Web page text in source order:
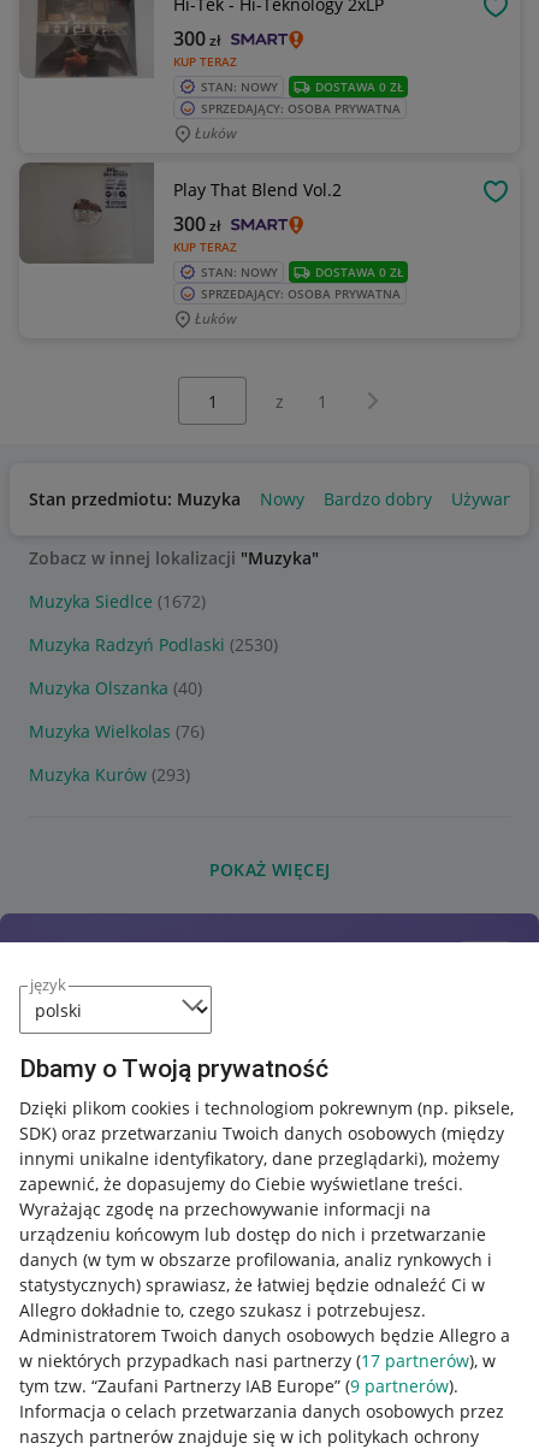
język
Dbamy o Twoją prywatność
Dzięki plikom cookies i technologiom pokrewnym (np. piksele,
SDK) oraz przetwarzaniu Twoich danych osobowych (między
innymi unikalne identyfikatory, dane przeglądarki), możemy
zapewnić, że dopasujemy do Ciebie wyświetlane treści.
Wyrażając zgodę na przechowywanie informacji na
urządzeniu końcowym lub dostęp do nich i przetwarzanie
danych (w tym w obszarze profilowania, analiz rynkowych i
statystycznych) sprawiasz, że łatwiej będzie odnaleźć Ci w
Allegro dokładnie to, czego szukasz i potrzebujesz.
Administratorem Twoich danych osobowych będzie Allegro a
w niektórych przypadkach nasi partnerzy (17 partnerów), w
tym tzw. “Zaufani Partnerzy IAB Europe” (9 partnerów).
Informacja o celach przetwarzania danych osobowych przez
naszych partnerów znajduje się w ich politykach ochrony
KUP TERAZ
300zł
STAN: NOWY
DOSTAWA 0 ZŁ
SPRZEDAJĄCY: OSOBA PRYWATNA
Łuków
Play That Blend Vol.2
KUP TERAZ
300zł
STAN: NOWY
DOSTAWA 0 ZŁ
SPRZEDAJĄCY: OSOBA PRYWATNA
Łuków
z 1 Następna strona
Stan przedmiotu: Muzyka Nowy Bardzo dobry Używany
Zobacz w innej lokalizacji "Muzyka"
Muzyka Siedlce (1672)
Muzyka Radzyń Podlaski (2530)
Muzyka Olszanka (40)
Muzyka Wielkolas (76)
Muzyka Kurów (293)
POKAŻ WIĘCEJ
Przydatne informacje